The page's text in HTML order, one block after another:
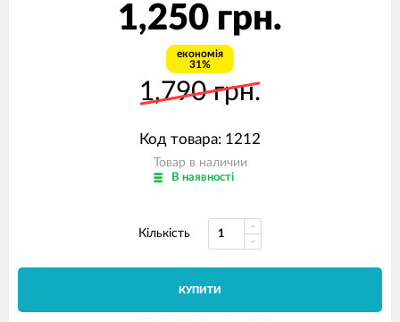
1,250 грн.
економія
31%
1,790 грн.
Код товара: 1212
Товар в наличии
В наявності
Кількість
КУПИТИ